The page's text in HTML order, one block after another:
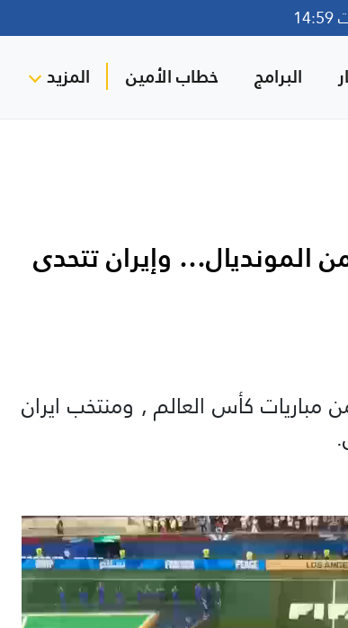
البرامج خطاب الأمين المزيد
المونديال… وإيران تتحدى
مباريات كأس العالم , ومنتخب ايران